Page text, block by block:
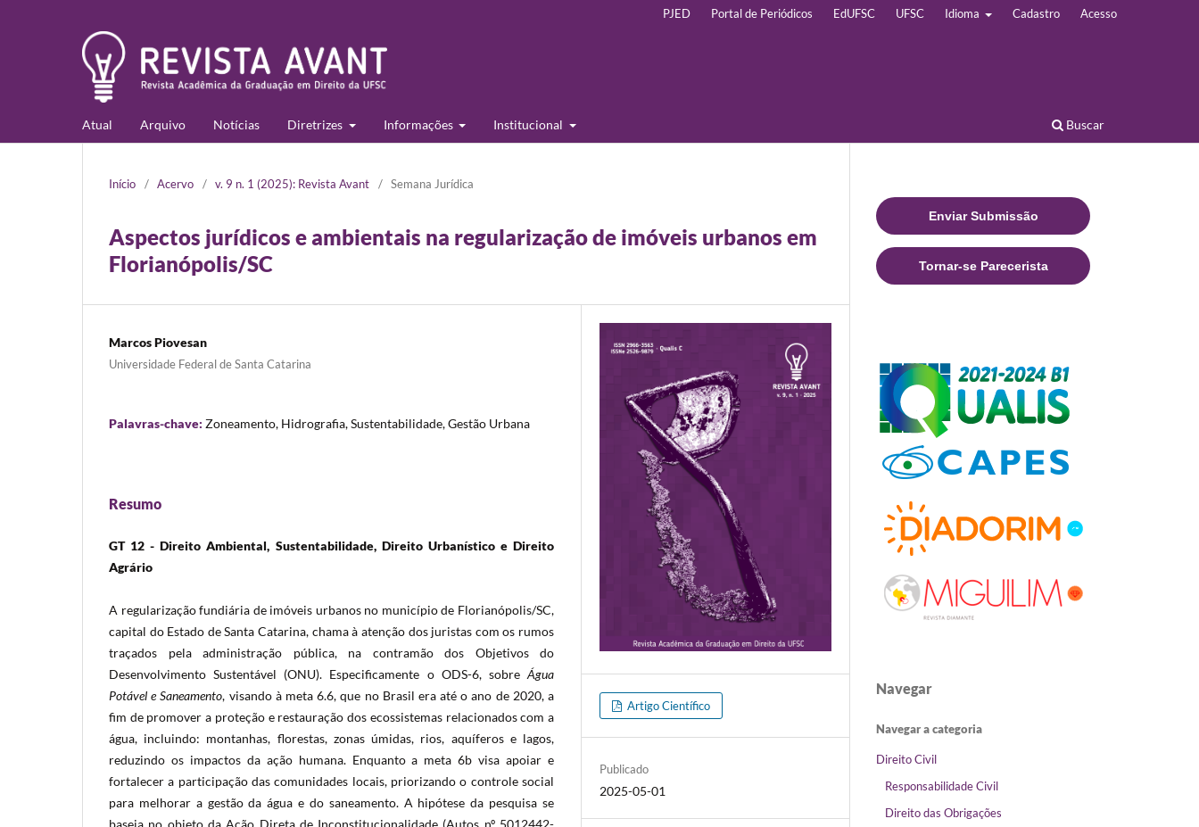
Atual Arquivo Notícias Diretrizes Informações Institucional Buscar
PJED Portal de Periódicos EdUFSC UFSC Idioma Cadastro Acesso
Início / Acervo / v. 9 n. 1 (2025): Revista Avant / Semana Jurídica
Aspectos jurídicos e ambientais na regularização de imóveis urbanos em
Florianópolis/SC
Marcos Piovesan
Universidade Federal de Santa Catarina
Palavras-chave: Zoneamento, Hidrografia, Sustentabilidade, Gestão Urbana
Resumo
GT 12 - Direito Ambiental, Sustentabilidade, Direito Urbanístico e Direito
Agrário
A regularização fundiária de imóveis urbanos no município de Florianópolis/SC,
capital do Estado de Santa Catarina, chama à atenção dos juristas com os rumos
traçados pela administração pública, na contramão dos Objetivos do
Desenvolvimento Sustentável (ONU). Especificamente o ODS-6, sobre Água
Potável e Saneamento, visando à meta 6.6, que no Brasil era até o ano de 2020, a
fim de promover a proteção e restauração dos ecossistemas relacionados com a
água, incluindo: montanhas, florestas, zonas úmidas, rios, aquíferos e lagos,
reduzindo os impactos da ação humana. Enquanto a meta 6b visa apoiar e
fortalecer a participação das comunidades locais, priorizando o controle social
para melhorar a gestão da água e do saneamento. A hipótese da pesquisa se
baseia no objeto da Ação Direta de Inconstitucionalidade (Autos nº 5012442-
Artigo Científico
Publicado
2025-05-01
Enviar Submissão
Tornar-se Parecerista
Navegar
Navegar a categoria
Direito Civil
Responsabilidade Civil
Direito das Obrigações